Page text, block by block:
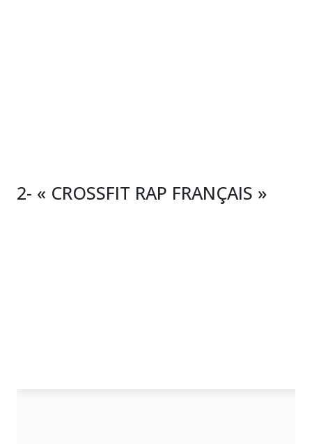
2- « CROSSFIT RAP FRANÇAIS »